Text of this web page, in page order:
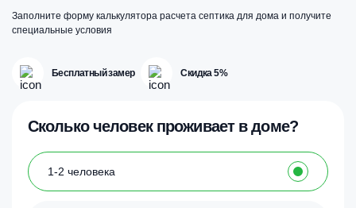
Заполните форму калькулятора расчета септика для дома и получите
специальные условия
Бесплатный замер Скидка 5%
Сколько человек проживает в доме?
1-2 человека